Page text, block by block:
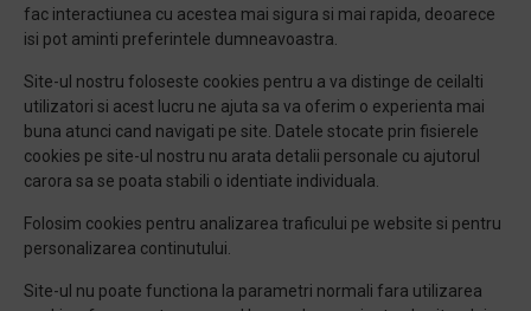
fac interactiunea cu acestea mai sigura si mai rapida, deoarece
isi pot aminti preferintele dumneavoastra.
Site-ul nostru foloseste cookies pentru a va distinge de ceilalti
utilizatori si acest lucru ne ajuta sa va oferim o experienta mai
buna atunci cand navigati pe site. Datele stocate prin fisierele
cookies pe site-ul nostru nu arata detalii personale cu ajutorul
carora sa se poata stabili o identiate individuala.
Folosim cookies pentru analizarea traficului pe website si pentru
personalizarea continutului.
Site-ul nu poate functiona la parametri normali fara utilizarea